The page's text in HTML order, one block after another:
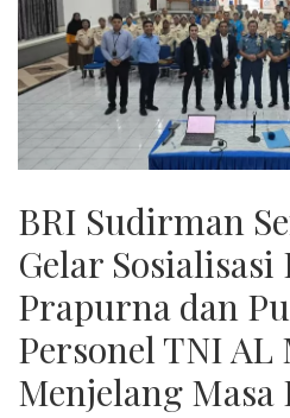
BRI Sudirman
Gelar Sosialisasi
Prapurna dan
Personel TNI
Menjelang Masa